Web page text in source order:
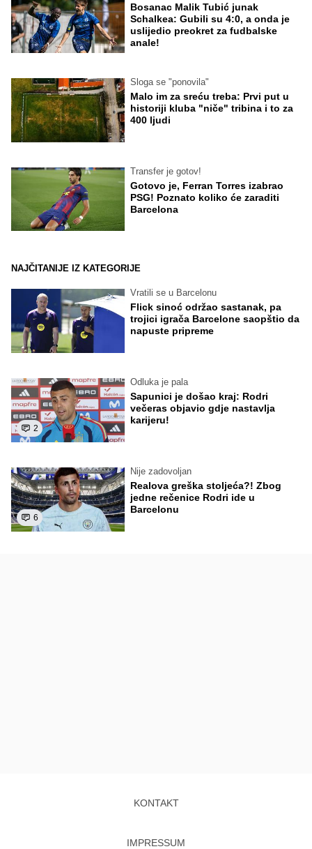
Bosanac Malik Tubić junak
Schalkea: Gubili su 4:0, a onda je
uslijedio preokret za fudbalske
anale!
Sloga se "ponovila"
Malo im za sreću treba: Prvi put u
historiji kluba "niče" tribina i to za
400 ljudi
Transfer je gotov!
Gotovo je, Ferran Torres izabrao
PSG! Poznato koliko će zaraditi
Barcelona
NAJČITANIJE IZ KATEGORIJE
Vratili se u Barcelonu
Flick sinoć održao sastanak, pa
trojici igrača Barcelone saopštio da
napuste pripreme
2
Odluka je pala
Sapunici je došao kraj: Rodri
večeras objavio gdje nastavlja
karijeru!
6
Nije zadovoljan
Realova greška stoljeća?! Zbog
jedne rečenice Rodri ide u
Barcelonu
KONTAKT
IMPRESSUM